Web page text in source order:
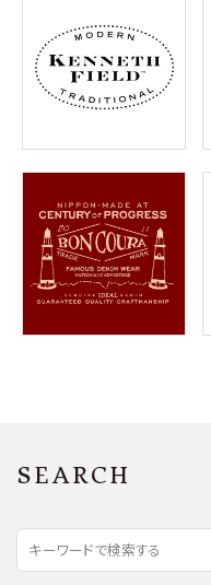
特定商取引法について
お問い合わせ
OFFICIAL WEB SITE
meeting_room ログイン
SEARCH